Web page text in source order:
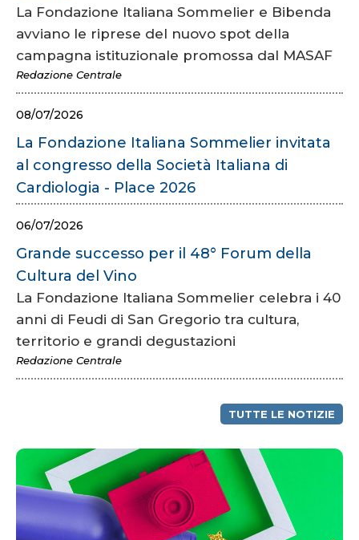
La Fondazione Italiana Sommelier e Bibenda
avviano le riprese del nuovo spot della
campagna istituzionale promossa dal MASAF
Redazione Centrale
08/07/2026
La Fondazione Italiana Sommelier invitata
al congresso della Società Italiana di
Cardiologia - Place 2026
06/07/2026
Grande successo per il 48° Forum della
Cultura del Vino
La Fondazione Italiana Sommelier celebra i 40
anni di Feudi di San Gregorio tra cultura,
territorio e grandi degustazioni
Redazione Centrale
TUTTE LE NOTIZIE